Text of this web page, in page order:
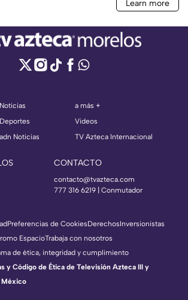
Noticias
Deportes
adn Noticias
a más +
Videos
TV Azteca Internacional
CONTACTO
contacto@tvazteca.com
777 316 6219 | Conmutador
Preferencias de CookiesDerechosInversionistas
EspacioTrabaja con nosotros
de ética, integridad y cumplimiento
y Código de Ética de Televisión Azteca III y
México